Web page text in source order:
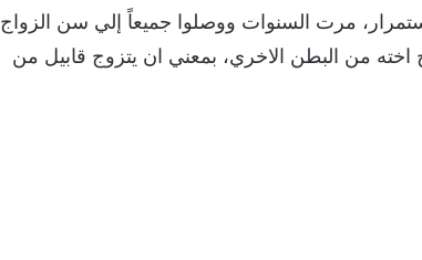
مرت السنوات ووصلوا جميعاً إلي سن الزواج
من البطن الاخري، بمعني ان يتزوج قابيل من